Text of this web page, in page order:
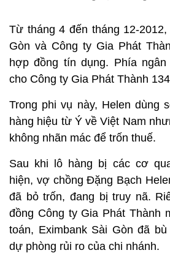
Từ tháng 4 đến tháng 12-
Gòn và Công ty Gia Phát
hợp đồng tín dụng. Phía
cho Công ty Gia Phát Thành
Trong phi vụ này, Helen dùng
hàng hiệu từ Ý về Việt Nam
không nhãn mác để trốn thuế.
Sau khi lô hàng bị các cơ
hiện, vợ chồng Đặng Bạch
đã bỏ trốn, đang bị truy nã.
đồng Công ty Gia Phát Thành
toán, Eximbank Sài Gòn đã
dự phòng rủi ro của chi nhánh.